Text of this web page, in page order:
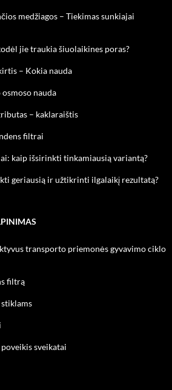
medžiagos – Tiekimas sunkiajai
jie traukia šiuolaikines poras?
– Kokia nauda
nauda
– kaklaraištis
filtrai
kaip išsirinkti tinkamiausią variantą?
geriausią ir užtikrinti ilgalaikį rezultatą?
transporto priemonės gyvavimo ciklo
filtrą
sveikatai